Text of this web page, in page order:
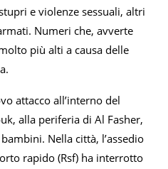
e violenze sessuali, altri
Numeri che, avverte
più alti a causa delle
attacco all’interno del
alla periferia di Al Fasher,
Nella città, l’assedio
rapido (Rsf) ha interrotto